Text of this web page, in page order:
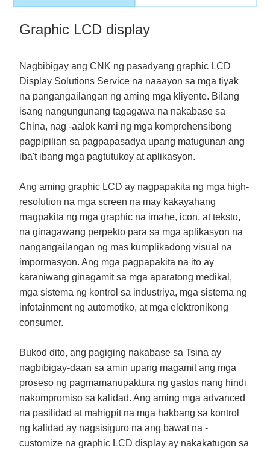
Graphic LCD display
Nagbibigay ang CNK ng pasadyang graphic LCD
Display Solutions Service na naaayon sa mga tiyak
na pangangailangan ng aming mga kliyente. Bilang
isang nangungunang tagagawa na nakabase sa
China, nag -aalok kami ng mga komprehensibong
pagpipilian sa pagpapasadya upang matugunan ang
iba't ibang mga pagtutukoy at aplikasyon.
Ang aming graphic LCD ay nagpapakita ng mga high-
resolution na mga screen na may kakayahang
magpakita ng mga graphic na imahe, icon, at teksto,
na ginagawang perpekto para sa mga aplikasyon na
nangangailangan ng mas kumplikadong visual na
impormasyon. Ang mga pagpapakita na ito ay
karaniwang ginagamit sa mga aparatong medikal,
mga sistema ng kontrol sa industriya, mga sistema ng
infotainment ng automotiko, at mga elektronikong
consumer.
Bukod dito, ang pagiging nakabase sa Tsina ay
nagbibigay-daan sa amin upang magamit ang mga
proseso ng pagmamanupaktura ng gastos nang hindi
nakompromiso sa kalidad. Ang aming mga advanced
na pasilidad at mahigpit na mga hakbang sa kontrol
ng kalidad ay nagsisiguro na ang bawat na -
customize na graphic LCD display ay nakakatugon sa